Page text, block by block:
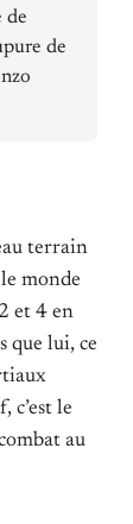
de
de
terrain
monde
et 4 en
que lui, ce
c’est le
au